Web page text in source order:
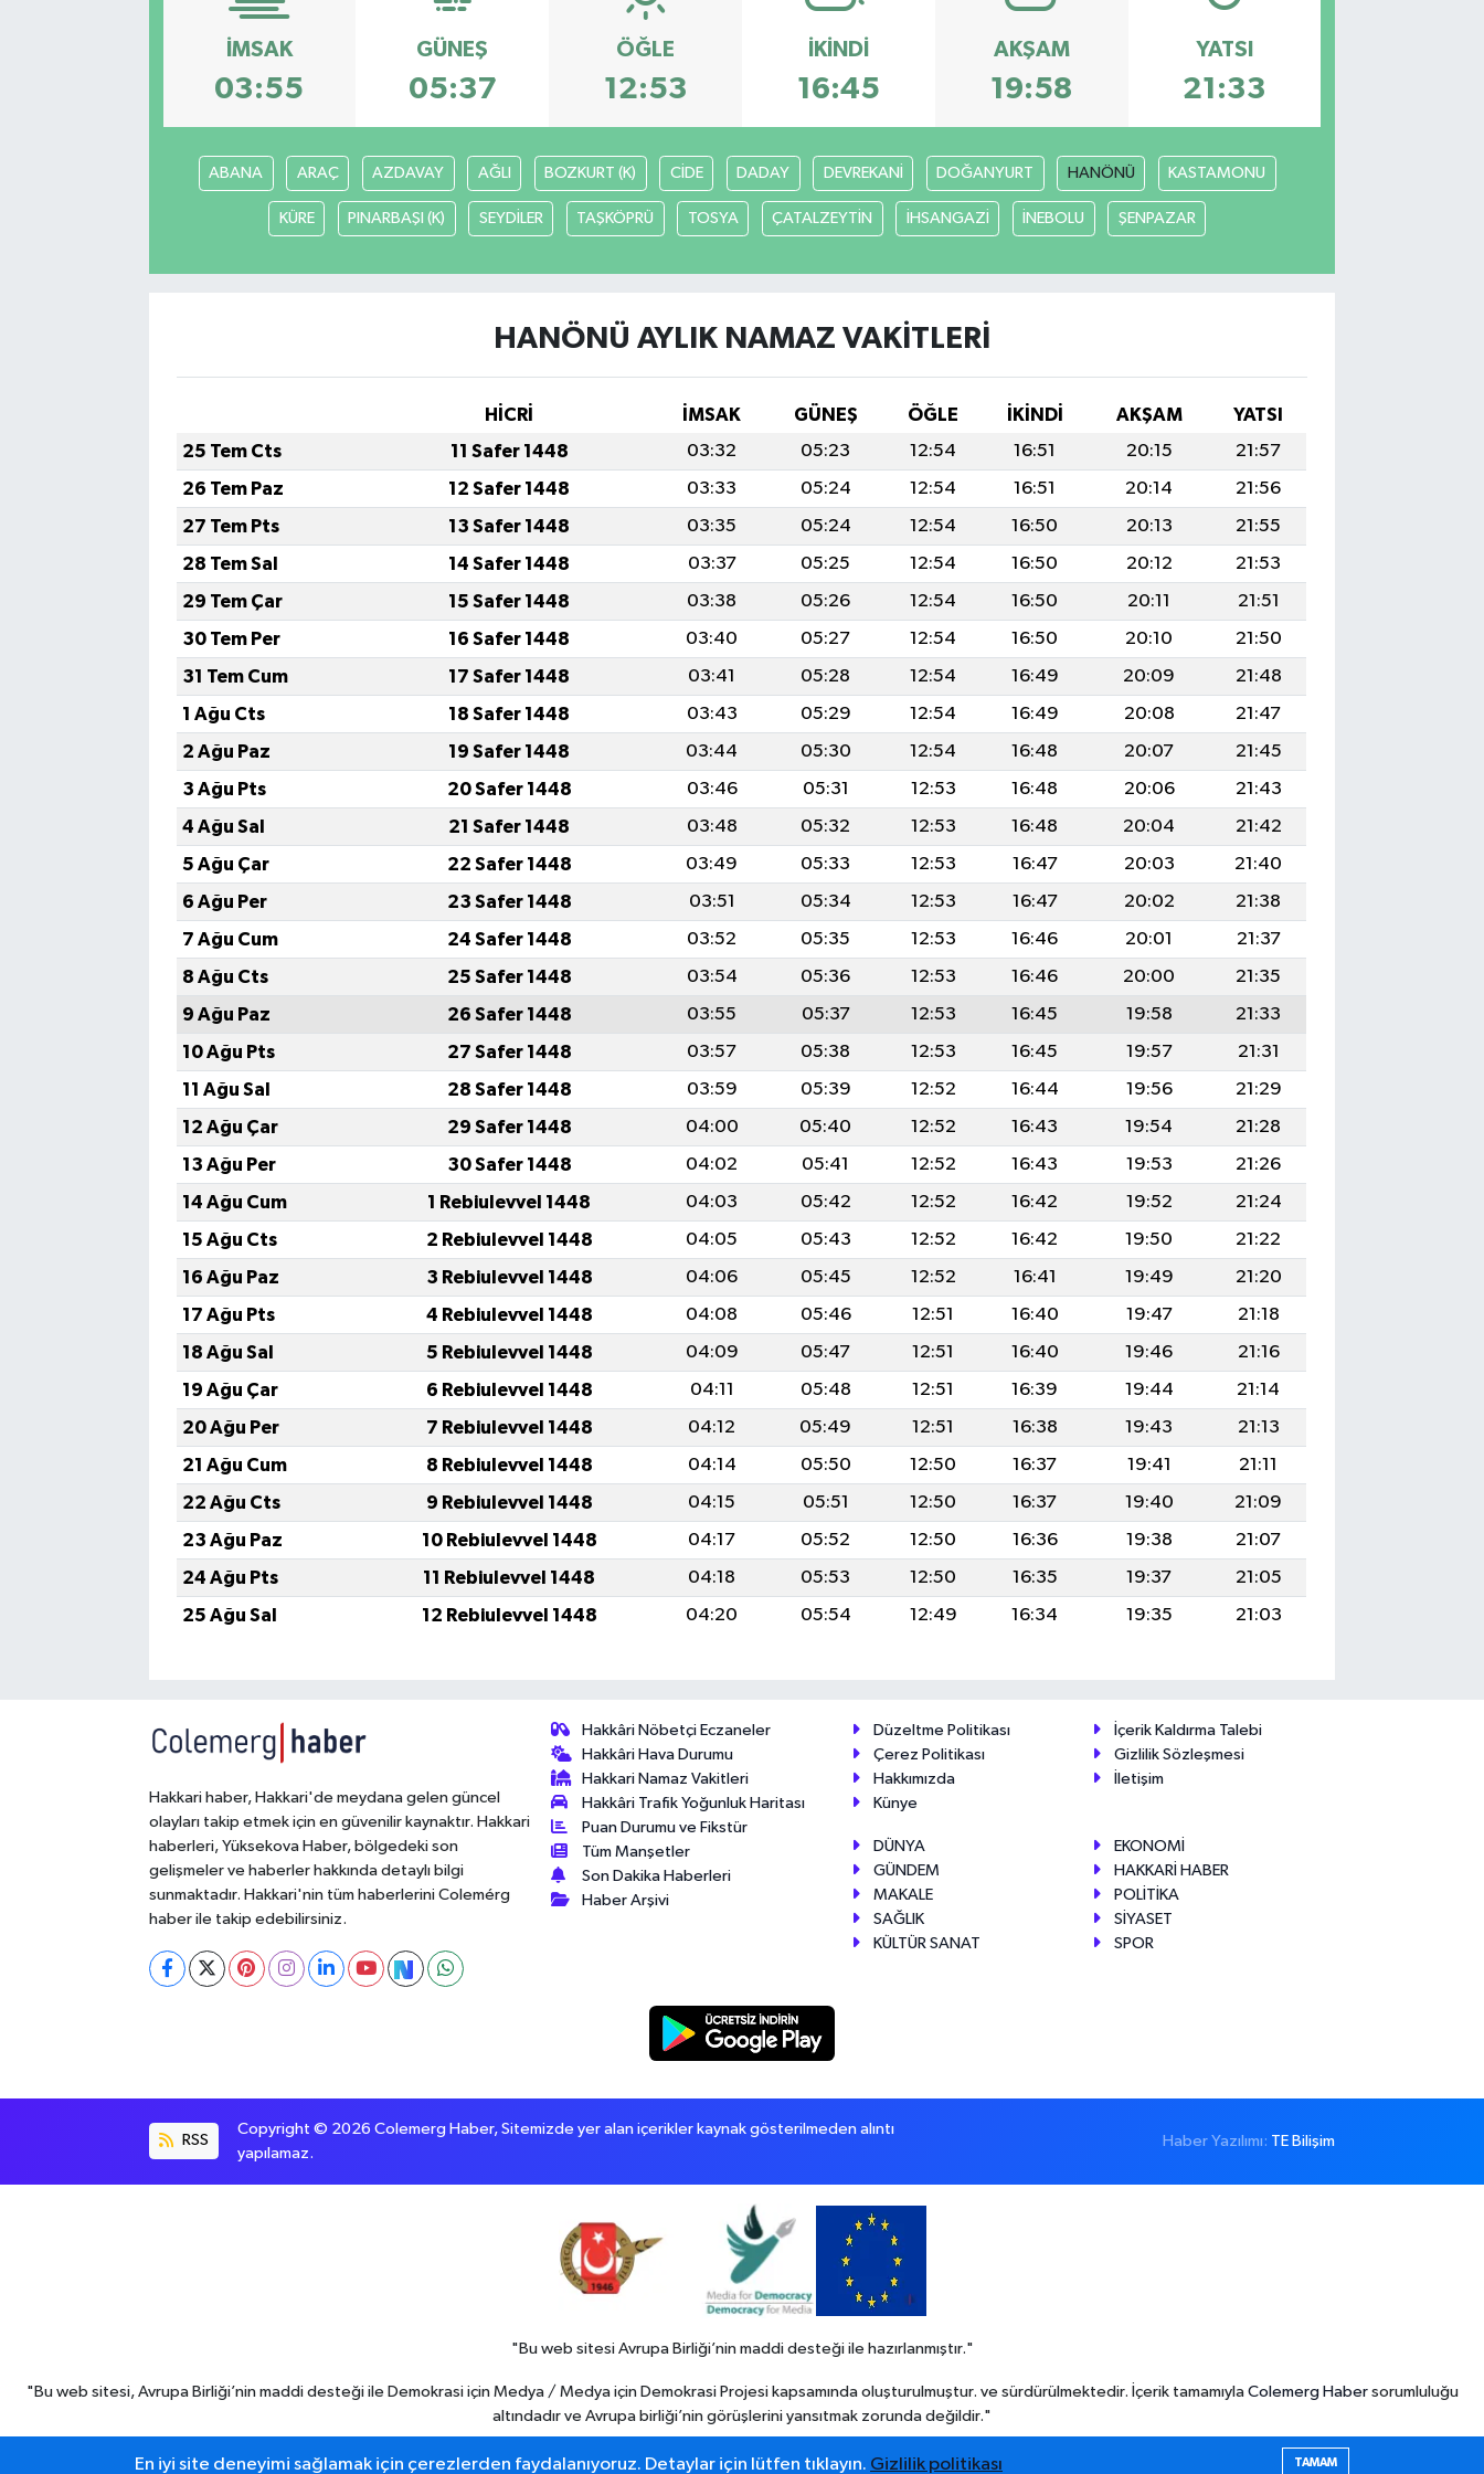
İMSAK
03:55
GÜNEŞ
05:37
ÖĞLE
12:53
İKINDI
16:45
AKŞAM
19:58
YATSI
21:33
ABANA ARAÇ AZDAVAY AĞLI BOZKURT (K) CİDE DADAY DEVREKANİ DOĞANYURT HANÖNÜ KASTAMONU
KÜRE PINARBAŞI (K) SEYDİLER TAŞKÖPRÜ TOSYA ÇATALZEYTİN İHSANGAZİ İNEBOLU ŞENPAZAR
HANÖNÜ AYLIK NAMAZ VAKITLERI
HİCRİ İMSAK GÜNEŞ ÖĞLE İKINDI AKŞAM
YATSI
25 Tem Cts
11 Safer 1448 03:32 05:23 12:54 16:51 20:15
21:57
26 Tem Paz
12 Safer 1448 03:33 05:24 12:54 16:51 20:14
21:56
27 Tem Pts
13 Safer 1448 03:35 05:24 12:54 16:50 20:13
21:55
28 Tem Sal
14 Safer 1448 03:37 05:25 12:54 16:50 20:12
21:53
29 Tem Çar
15 Safer 1448 03:38 05:26 12:54 16:50 20:11
21:51
30 Tem Per
16 Safer 1448 03:40 05:27 12:54 16:50 20:10
21:50
31 Tem Cum
17 Safer 1448 03:41 05:28 12:54 16:49 20:09
21:48
1 Ağu Cts
18 Safer 1448 03:43 05:29 12:54 16:49 20:08
21:47
2 Ağu Paz
19 Safer 1448 03:44 05:30 12:54 16:48 20:07
21:45
3 Ağu Pts
20 Safer 1448 03:46 05:31 12:53 16:48 20:06
21:43
4 Ağu Sal
21 Safer 1448 03:48 05:32 12:53 16:48 20:04
21:42
5 Ağu Çar
22 Safer 1448 03:49 05:33 12:53 16:47 20:03
21:40
6 Ağu Per
23 Safer 1448 03:51 05:34 12:53 16:47 20:02
21:38
7 Ağu Cum
24 Safer 1448 03:52 05:35 12:53 16:46 20:01
21:37
8 Ağu Cts
25 Safer 1448 03:54 05:36 12:53 16:46 20:00
21:35
9 Ağu Paz
26 Safer 1448 03:55 05:37 12:53 16:45 19:58
21:33
10 Ağu Pts
27 Safer 1448 03:57 05:38 12:53 16:45 19:57
21:31
11 Ağu Sal
28 Safer 1448 03:59 05:39 12:52 16:44 19:56
21:29
12 Ağu Çar
29 Safer 1448 04:00 05:40 12:52 16:43 19:54
21:28
13 Ağu Per
30 Safer 1448 04:02 05:41 12:52 16:43 19:53
21:26
14 Ağu Cum
1 Rebiulevvel 1448 04:03 05:42 12:52 16:42 19:52
21:24
15 Ağu Cts
2 Rebiulevvel 1448 04:05 05:43 12:52 16:42 19:50
21:22
16 Ağu Paz
3 Rebiulevvel 1448 04:06 05:45 12:52 16:41 19:49
21:20
17 Ağu Pts
4 Rebiulevvel 1448 04:08 05:46 12:51 16:40 19:47
21:18
18 Ağu Sal
5 Rebiulevvel 1448 04:09 05:47 12:51 16:40 19:46
21:16
19 Ağu Çar
6 Rebiulevvel 1448 04:11 05:48 12:51 16:39 19:44
21:14
20 Ağu Per
7 Rebiulevvel 1448 04:12 05:49 12:51 16:38 19:43
21:13
21 Ağu Cum
8 Rebiulevvel 1448 04:14 05:50 12:50 16:37 19:41
21:11
22 Ağu Cts
9 Rebiulevvel 1448 04:15 05:51 12:50 16:37 19:40
21:09
23 Ağu Paz
10 Rebiulevvel 1448 04:17 05:52 12:50 16:36 19:38
21:07
24 Ağu Pts
11 Rebiulevvel 1448 04:18 05:53 12:50 16:35 19:37
21:05
25 Ağu Sal
12 Rebiulevvel 1448 04:20 05:54 12:49 16:34 19:35 21:03
Hakkari haber, Hakkari'de meydana gelen güncel
olayları takip etmek için en güvenilir kaynaktır. Hakkari
haberleri, Yüksekova Haber, bölgedeki son
gelişmeler ve haberler hakkında detaylı bilgi
sunmaktadır. Hakkari'nin tüm haberlerini Colemérg
haber ile takip edebilirsiniz.
Hakkâri Nöbetçi Eczaneler
Hakkâri Hava Durumu
Hakkari Namaz Vakitleri
Hakkâri Trafik Yoğunluk Haritası
Puan Durumu ve Fikstür
Tüm Manşetler
Son Dakika Haberleri
Haber Arşivi
Düzeltme Politikası
İçerik Kaldırma Talebi
Çerez Politikası
Gizlilik Sözleşmesi
Hakkımızda
İletişim
Künye
DÜNYA
EKONOMİ
GÜNDEM
HAKKARİ HABER
MAKALE
POLİTİKA
SAĞLIK
SİYASET
KÜLTÜR SANAT
SPOR
RSS
Copyright © 2026 Colemerg Haber, Sitemizde yer alan içerikler kaynak gösterilmeden alıntı
yapılamaz.
Haber Yazılımı: TE Bilişim
"Bu web sitesi Avrupa Birliği’nin maddi desteği ile hazırlanmıştır."
"Bu web sitesi, Avrupa Birliği’nin maddi desteği ile Demokrasi için Medya / Medya için Demokrasi Projesi kapsamında oluşturulmuştur. ve sürdürülmektedir. İçerik tamamıyla Colemerg Habersorumluluğu
altındadır ve Avrupa birliği’nin görüşlerini yansıtmak zorunda değildir."
En iyi site deneyimi sağlamak için çerezlerden faydalanıyoruz. Detaylar için lütfen tıklayın. Gizlilik politikası TAMAM
İLGİNÇ HABERLER